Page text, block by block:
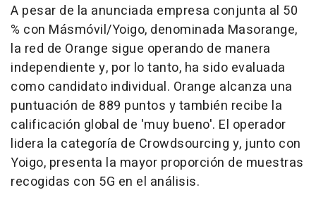
A pesar de la anunciada empresa conjunta al 50
% con Másmóvil/Yoigo, denominada Masorange,
la red de Orange sigue operando de manera
independiente y, por lo tanto, ha sido evaluada
como candidato individual. Orange alcanza una
puntuación de 889 puntos y también recibe la
calificación global de 'muy bueno'. El operador
lidera la categoría de Crowdsourcing y, junto con
Yoigo, presenta la mayor proporción de muestras
recogidas con 5G en el análisis.